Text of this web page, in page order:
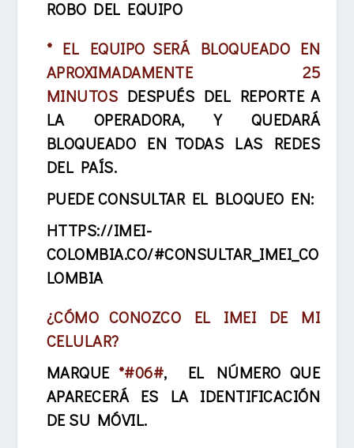
ROBO DEL EQUIPO
* EL EQUIPO SERÁ BLOQUEADO EN
APROXIMADAMENTE 25
MINUTOS DESPUÉS DEL REPORTE A
LA OPERADORA, Y QUEDARÁ
BLOQUEADO EN TODAS LAS REDES
DEL PAÍS.
PUEDE CONSULTAR EL BLOQUEO EN:
HTTPS://IMEI-
COLOMBIA.CO/#CONSULTAR_IMEI_CO
LOMBIA
¿CÓMO CONOZCO EL IMEI DE MI
CELULAR?
MARQUE *#06#, EL NÚMERO QUE
APARECERÁ ES LA IDENTIFICACIÓN
DE SU MÓVIL.